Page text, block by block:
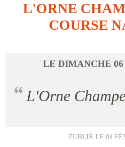
L'ORNE
COURSE
LE DIMANCHE 06
L'Orne
PUBLIÉ LE 04